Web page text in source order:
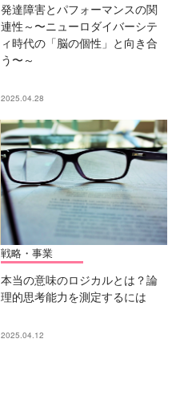
発達障害とパフォーマンスの関
連性～〜ニューロダイバーシテ
ィ時代の「脳の個性」と向き合
う〜～
2025.04.28
戦略・事業
本当の意味のロジカルとは？論
理的思考能力を測定するには
2025.04.12